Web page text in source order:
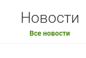
Новости
Все новости